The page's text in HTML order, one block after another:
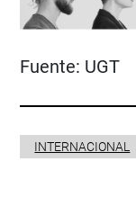
Fuente: UGT
INTERNACIONAL